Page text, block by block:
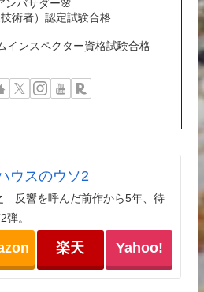
ンバサダー🌸
術者）認定試験合格
インスペクター資格試験合格
ウスのウソ2
反響を呼んだ前作から5年、待
弾。
楽天 Yahoo!